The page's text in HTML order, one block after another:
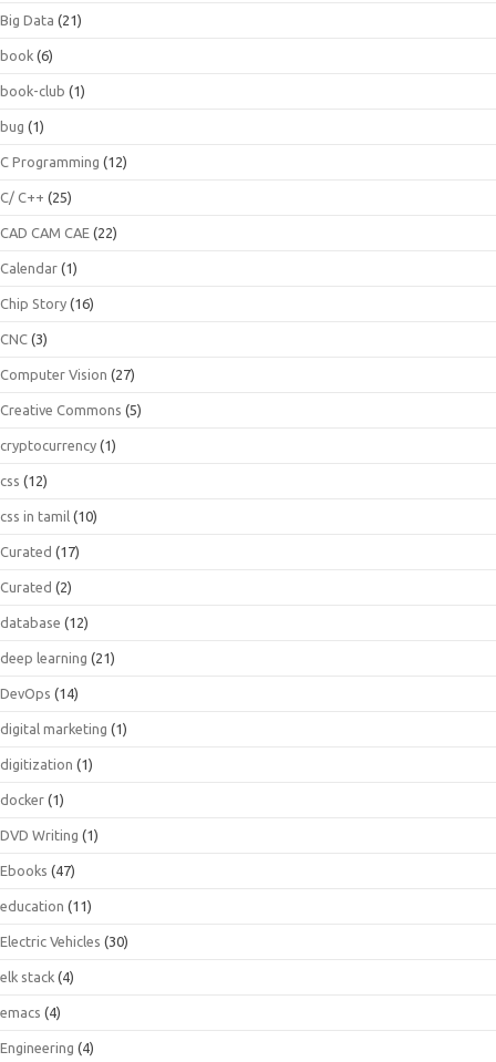
Big Data (21)
book (6)
book-club (1)
bug (1)
C Programming (12)
C/ C++ (25)
CAD CAM CAE (22)
Calendar (1)
Chip Story (16)
CNC (3)
Computer Vision (27)
Creative Commons (5)
cryptocurrency (1)
css (12)
css in tamil (10)
Curated (17)
Curated (2)
database (12)
deep learning (21)
DevOps (14)
digital marketing (1)
digitization (1)
docker (1)
DVD Writing (1)
Ebooks (47)
education (11)
Electric Vehicles (30)
elk stack (4)
emacs (4)
Engineering (4)